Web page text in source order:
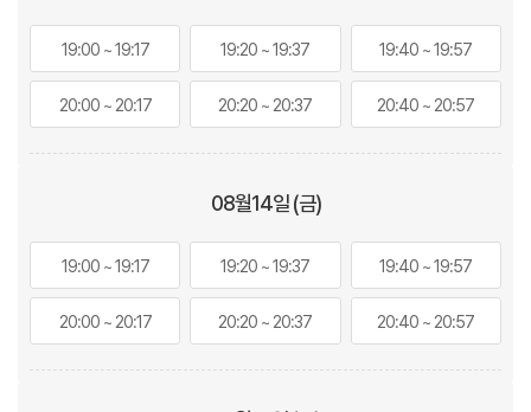
19:00 ~ 19:17 19:20 ~ 19:37 19:40 ~ 19:57
20:00 ~ 20:17 20:20 ~ 20:37 20:40 ~ 20:57
08월14일 (금)
19:00 ~ 19:17 19:20 ~ 19:37 19:40 ~ 19:57
20:00 ~ 20:17 20:20 ~ 20:37 20:40 ~ 20:57